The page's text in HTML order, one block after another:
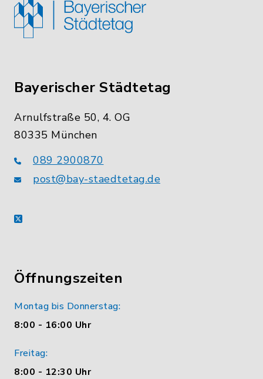
Bayerischer Städtetag
Arnulfstraße 50, 4. OG
80335 München
089 2900870
post@bay-staedtetag.de
X
Öffnungszeiten
Montag bis Donnerstag:
8:00 - 16:00 Uhr
Freitag:
8:00 - 12:30 Uhr